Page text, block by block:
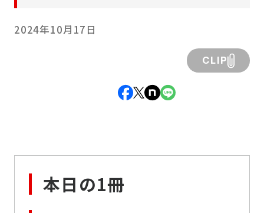
2024年10月17日
CLIP
本日の1冊